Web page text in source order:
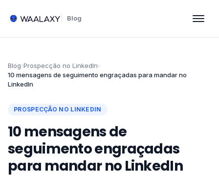
Blog
Blog›Prospecção no LinkedIn›
10 mensagens de seguimento engraçadas para mandar no
LinkedIn
PROSPECÇÃO NO LINKEDIN
10 mensagens de
seguimento engraçadas
para mandar no LinkedIn